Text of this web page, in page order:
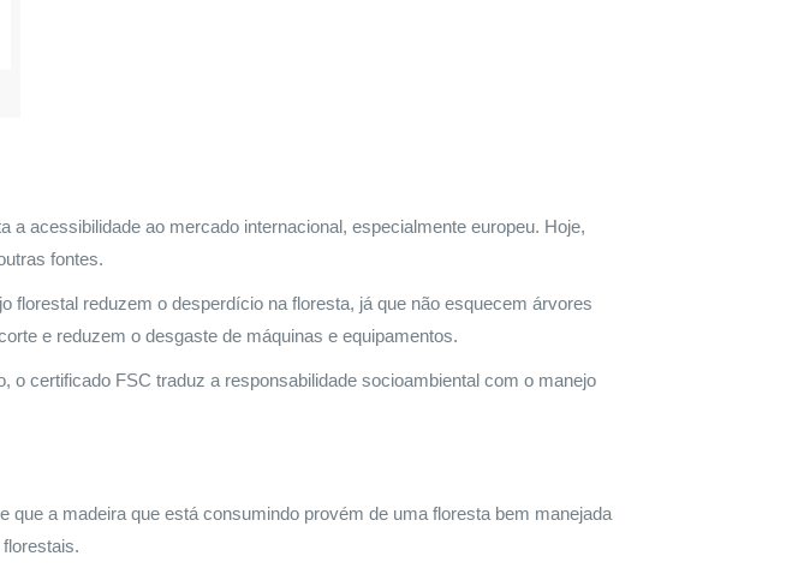
a acessibilidade ao mercado internacional, especialmente europeu. Hoje,
fontes.
florestal reduzem o desperdício na floresta, já que não esquecem árvores
e reduzem o desgaste de máquinas e equipamentos.
o certificado FSC traduz a responsabilidade socioambiental com o manejo
a madeira que está consumindo provém de uma floresta bem manejada